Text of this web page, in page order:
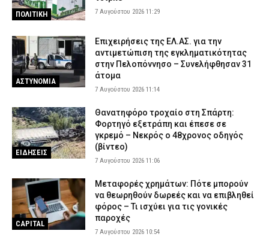
ΠΟΛΙΤΙΚΗ 7 Αυγούστου 2026 11:29
ΑΣΤΥΝΟΜΙΑ
Επιχειρήσεις της ΕΛ.ΑΣ. για την
αντιμετώπιση της εγκληματικότητας
στην Πελοπόννησο – Συνελήφθησαν 31
άτομα
7 Αυγούστου 2026 11:14
ΕΙΔΗΣΕΙΣ
Θανατηφόρο τροχαίο στη Σπάρτη:
Φορτηγό εξετράπη και έπεσε σε
γκρεμό – Νεκρός ο 48χρονος οδηγός
(βίντεο)
7 Αυγούστου 2026 11:06
CAPITAL
Μεταφορές χρημάτων: Πότε μπορούν
να θεωρηθούν δωρεές και να επιβληθεί
φόρος – Τι ισχύει για τις γονικές
παροχές
7 Αυγούστου 2026 10:54